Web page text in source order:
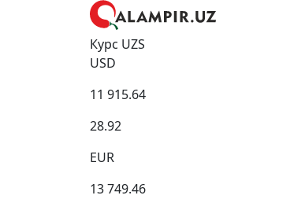
Курс UZS
USD
11 915.64
28.92
EUR
13 749.46